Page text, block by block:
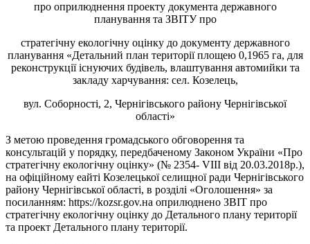
про оприлюднення проекту документа державного
планування та ЗВІТУ про
стратегічну екологічну оцінку до документу державного
планування «Детальний план території площею 0,1965 га, для
реконструкції існуючих будівель, влаштування автомийки та
закладу харчування: сел. Козелець,
вул. Соборності, 2, Чернігівського району Чернігівської
області»
З метою проведення громадського обговорення та
консультацій у порядку, передбаченому Законом України «Про
стратегічну екологічну оцінку» (№ 2354- VIII від 20.03.2018р.),
на офіційному еайті Козелецької селищної ради Чернігівського
району Чернігівської області, в розділі «Оголошення» за
посиланням: https://kozsr.gov.на оприлюднено ЗВІТ про
стратегічну екологічну оцінку до Детального плану території
та проект Детального плану території.